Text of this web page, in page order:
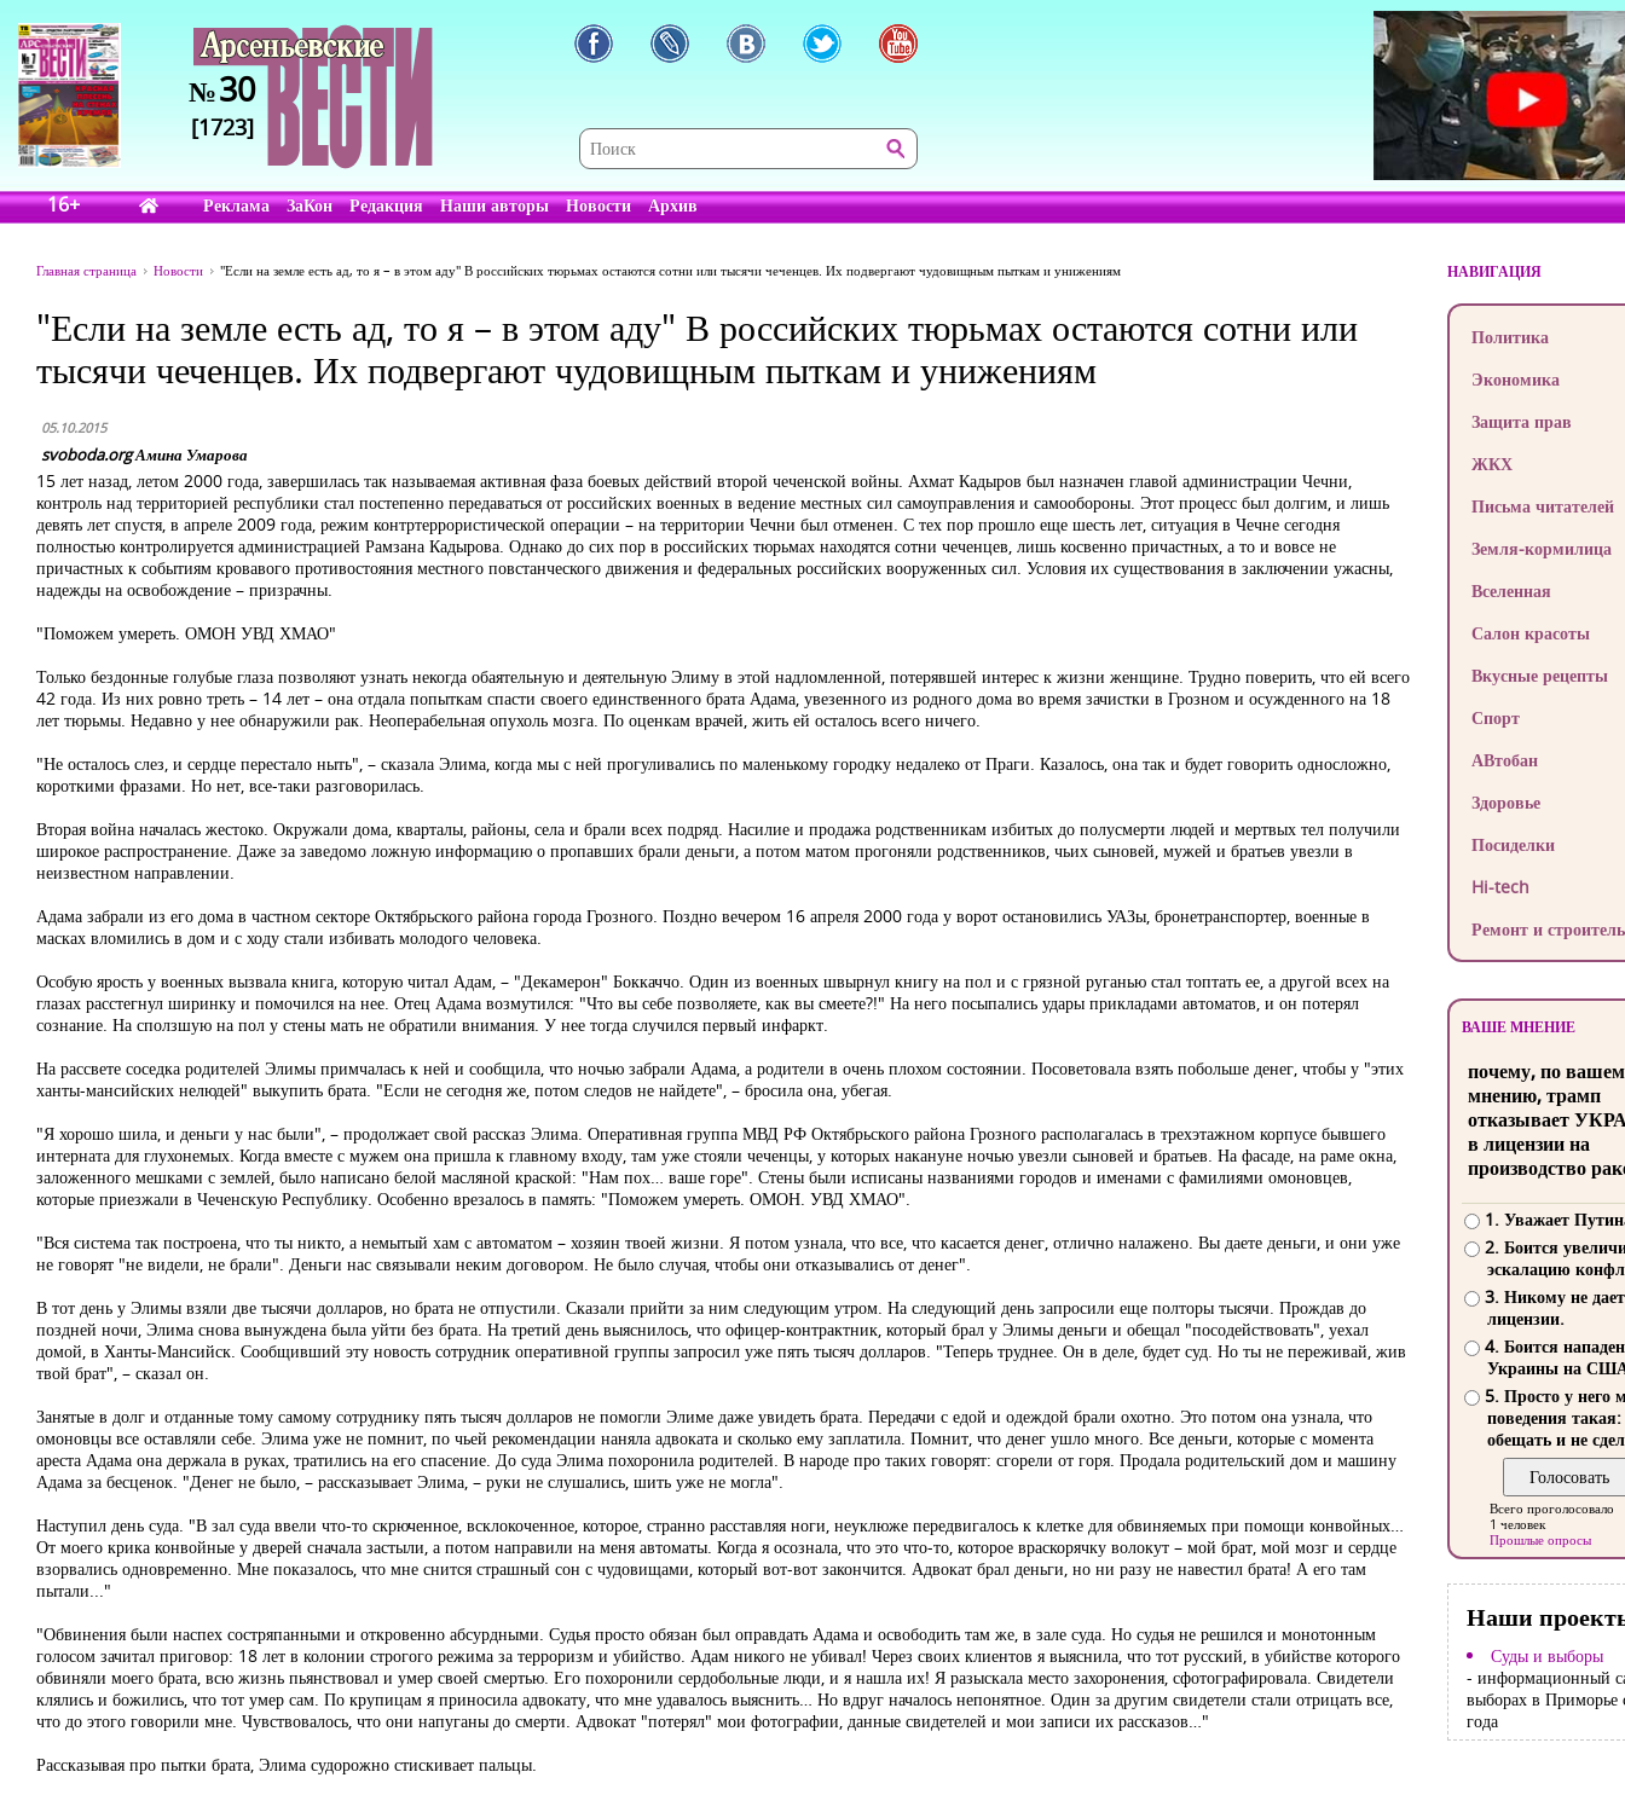
№30
[1723]
16+ Реклама ЗаКон Редакция Наши авторы Новости Архив
Главная страница Новости "Если на земле есть ад, то я – в этом аду" В российских тюрьмах остаются сотни или тысячи чеченцев. Их подвергают чудовищным пыткам и унижениям
"Если на земле есть ад, то я – в этом аду" В российских тюрьмах остаются сотни или
тысячи чеченцев. Их подвергают чудовищным пыткам и унижениям
05.10.2015
svoboda.org Амина Умарова
15 лет назад, летом 2000 года, завершилась так называемая активная фаза боевых действий второй чеченской войны. Ахмат Кадыров был назначен главой администрации Чечни,
контроль над территорией республики стал постепенно передаваться от российских военных в ведение местных сил самоуправления и самообороны. Этот процесс был долгим, и лишь
девять лет спустя, в апреле 2009 года, режим контртеррористической операции – на территории Чечни был отменен. С тех пор прошло еще шесть лет, ситуация в Чечне сегодня
полностью контролируется администрацией Рамзана Кадырова. Однако до сих пор в российских тюрьмах находятся сотни чеченцев, лишь косвенно причастных, а то и вовсе не
причастных к событиям кровавого противостояния местного повстанческого движения и федеральных российских вооруженных сил. Условия их существования в заключении ужасны,
надежды на освобождение – призрачны.
"Поможем умереть. ОМОН УВД ХМАО"
Только бездонные голубые глаза позволяют узнать некогда обаятельную и деятельную Элиму в этой надломленной, потерявшей интерес к жизни женщине. Трудно поверить, что ей всего
42 года. Из них ровно треть – 14 лет – она отдала попыткам спасти своего единственного брата Адама, увезенного из родного дома во время зачистки в Грозном и осужденного на 18
лет тюрьмы. Недавно у нее обнаружили рак. Неоперабельная опухоль мозга. По оценкам врачей, жить ей осталось всего ничего.
"Не осталось слез, и сердце перестало ныть", – сказала Элима, когда мы с ней прогуливались по маленькому городку недалеко от Праги. Казалось, она так и будет говорить односложно,
короткими фразами. Но нет, все-таки разговорилась.
Вторая война началась жестоко. Окружали дома, кварталы, районы, села и брали всех подряд. Насилие и продажа родственникам избитых до полусмерти людей и мертвых тел получили
широкое распространение. Даже за заведомо ложную информацию о пропавших брали деньги, а потом матом прогоняли родственников, чьих сыновей, мужей и братьев увезли в
неизвестном направлении.
Адама забрали из его дома в частном секторе Октябрьского района города Грозного. Поздно вечером 16 апреля 2000 года у ворот остановились УАЗы, бронетранспортер, военные в
масках вломились в дом и с ходу стали избивать молодого человека.
Особую ярость у военных вызвала книга, которую читал Адам, – "Декамерон" Боккаччо. Один из военных швырнул книгу на пол и с грязной руганью стал топтать ее, а другой всех на
глазах расстегнул ширинку и помочился на нее. Отец Адама возмутился: "Что вы себе позволяете, как вы смеете?!" На него посыпались удары прикладами автоматов, и он потерял
сознание. На сползшую на пол у стены мать не обратили внимания. У нее тогда случился первый инфаркт.
На рассвете соседка родителей Элимы примчалась к ней и сообщила, что ночью забрали Адама, а родители в очень плохом состоянии. Посоветовала взять побольше денег, чтобы у "этих
ханты-мансийских нелюдей" выкупить брата. "Если не сегодня же, потом следов не найдете", – бросила она, убегая.
"Я хорошо шила, и деньги у нас были", – продолжает свой рассказ Элима. Оперативная группа МВД РФ Октябрьского района Грозного располагалась в трехэтажном корпусе бывшего
интерната для глухонемых. Когда вместе с мужем она пришла к главному входу, там уже стояли чеченцы, у которых накануне ночью увезли сыновей и братьев. На фасаде, на раме окна,
заложенного мешками с землей, было написано белой масляной краской: "Нам пох… ваше горе". Стены были исписаны названиями городов и именами с фамилиями омоновцев,
которые приезжали в Чеченскую Республику. Особенно врезалось в память: "Поможем умереть. ОМОН. УВД ХМАО".
"Вся система так построена, что ты никто, а немытый хам с автоматом – хозяин твоей жизни. Я потом узнала, что все, что касается денег, отлично налажено. Вы даете деньги, и они уже
не говорят "не видели, не брали". Деньги нас связывали неким договором. Не было случая, чтобы они отказывались от денег".
В тот день у Элимы взяли две тысячи долларов, но брата не отпустили. Сказали прийти за ним следующим утром. На следующий день запросили еще полторы тысячи. Прождав до
поздней ночи, Элима снова вынуждена была уйти без брата. На третий день выяснилось, что офицер-контрактник, который брал у Элимы деньги и обещал "посодействовать", уехал
домой, в Ханты-Мансийск. Сообщивший эту новость сотрудник оперативной группы запросил уже пять тысяч долларов. "Теперь труднее. Он в деле, будет суд. Но ты не переживай, жив
твой брат", – сказал он.
Занятые в долг и отданные тому самому сотруднику пять тысяч долларов не помогли Элиме даже увидеть брата. Передачи с едой и одеждой брали охотно. Это потом она узнала, что
омоновцы все оставляли себе. Элима уже не помнит, по чьей рекомендации наняла адвоката и сколько ему заплатила. Помнит, что денег ушло много. Все деньги, которые с момента
ареста Адама она держала в руках, тратились на его спасение. До суда Элима похоронила родителей. В народе про таких говорят: сгорели от горя. Продала родительский дом и машину
Адама за бесценок. "Денег не было, – рассказывает Элима, – руки не слушались, шить уже не могла".
Наступил день суда. "В зал суда ввели что-то скрюченное, всклокоченное, которое, странно расставляя ноги, неуклюже передвигалось к клетке для обвиняемых при помощи конвойных…
От моего крика конвойные у дверей сначала застыли, а потом направили на меня автоматы. Когда я осознала, что это что-то, которое враскорячку волокут – мой брат, мой мозг и сердце
взорвались одновременно. Мне показалось, что мне снится страшный сон с чудовищами, который вот-вот закончится. Адвокат брал деньги, но ни разу не навестил брата! А его там
пытали..."
"Обвинения были наспех состряпанными и откровенно абсурдными. Судья просто обязан был оправдать Адама и освободить там же, в зале суда. Но судья не решился и монотонным
голосом зачитал приговор: 18 лет в колонии строгого режима за терроризм и убийство. Адам никого не убивал! Через своих клиентов я выяснила, что тот русский, в убийстве которого
обвиняли моего брата, всю жизнь пьянствовал и умер своей смертью. Его похоронили сердобольные люди, и я нашла их! Я разыскала место захоронения, сфотографировала. Свидетели
клялись и божились, что тот умер сам. По крупицам я приносила адвокату, что мне удавалось выяснить… Но вдруг началось непонятное. Один за другим свидетели стали отрицать все,
что до этого говорили мне. Чувствовалось, что они напуганы до смерти. Адвокат "потерял" мои фотографии, данные свидетелей и мои записи их рассказов…"
Рассказывая про пытки брата, Элима судорожно стискивает пальцы.
НАВИГАЦИЯ
Политика
Экономика
Защита прав
ЖКХ
Письма читателей
Земля-кормилица
Вселенная
Салон красоты
Вкусные рецепты
Спорт
АВтобан
Здоровье
Посиделки
Hi-tech
Ремонт и
ВАШЕ МНЕНИЕ
почему, по
мнению, трамп
отказывает
в лицензии на
производство
1. Уважает
2. Боится
эскалацию
3. Никому не
лицензии.
4. Боится
Украины на
5. Просто у него
поведения такая:
обещать и не
Всего проголосовало
1 человек
Прошлые опросы
Наши
Суды и выборы
- информационный
выборах в Приморье
года